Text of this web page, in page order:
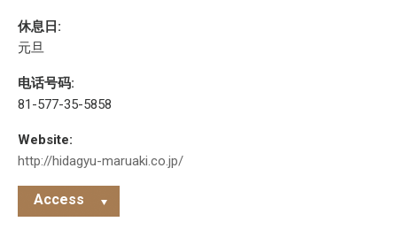
休息日:
元旦
电话号码:
81-577-35-5858
Website:
http://hidagyu-maruaki.co.jp/
Access